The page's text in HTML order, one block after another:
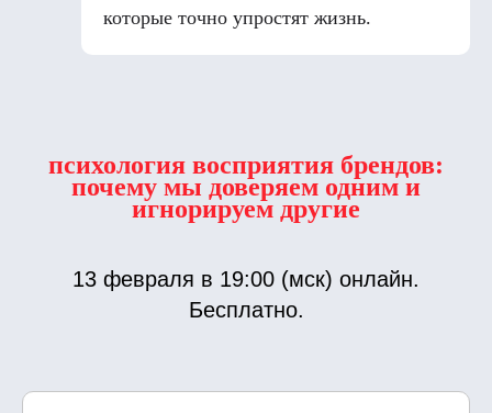
которые точно упростят жизнь.
психология восприятия брендов:
почему мы доверяем одним и
игнорируем другие
13 февраля в 19:00 (мск) онлайн.
Бесплатно.